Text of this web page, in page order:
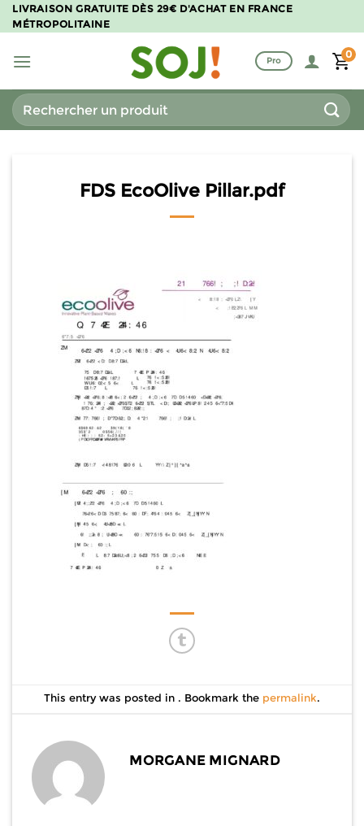
Passer
au
LIVRAISON GRATUITE DÈS 29€ D'ACHAT EN FRANCE
MÉTROPOLITAINE
Pro
0
Recherche
pour :
FDS EcoOlive Pillar.pdf
This entry was posted in . Bookmark the permalink.
MORGANE MIGNARD